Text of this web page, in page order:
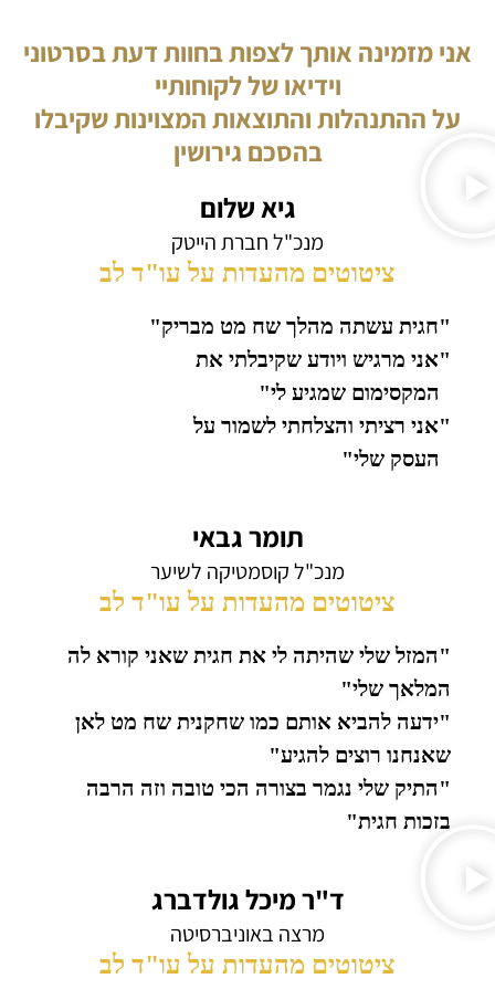
אני מזמינה אותך לצפות בחוות דעת בסרטוני
וידיאו של לקוחותיי
על ההתנהלות והתוצאות המצוינות שקיבלו
בהסכם גירושין
גיא שלום
מנכ"ל חברת הייטק
ציטוטים מהעדות על עו"ד לב
"חגית עשתה מהלך שח מט מבריק"
"אני מרגיש ויודע שקיבלתי את
המקסימום שמגיע לי"
"אני רציתי והצלחתי לשמור על
העסק שלי"
תומר גבאי
מנכ"ל קוסמטיקה לשיער
ציטוטים מהעדות על עו"ד לב
"המזל שלי שהיתה לי את חגית שאני קורא לה
המלאך שלי"
"ידעה להביא אותם כמו שחקנית שח מט לאן
שאנחנו רוצים להגיע"
"התיק שלי נגמר בצורה הכי טובה וזה הרבה
בזכות חגית"
ד"ר מיכל גולדברג
מרצה באוניברסיטה
ציטוטים מהעדות על עו"ד לב